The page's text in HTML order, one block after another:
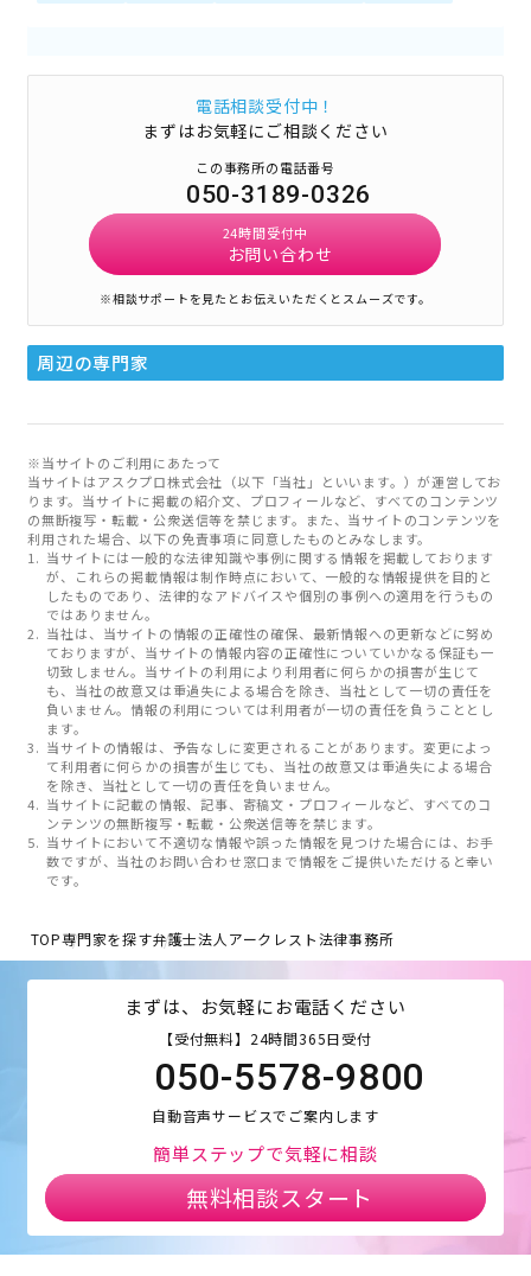
電話相談受付中！
まずはお気軽にご相談ください
この事務所の電話番号
050-3189-0326
24時間受付中
お問い合わせ
※相談サポートを見たとお伝えいただくとスムーズです。
周辺の専門家
※当サイトのご利用にあたって
当サイトはアスクプロ株式会社（以下「当社」といいます。）が運営してお
ります。当サイトに掲載の紹介文、プロフィールなど、すべてのコンテンツ
の無断複写・転載・公衆送信等を禁じます。また、当サイトのコンテンツを
利用された場合、以下の免責事項に同意したものとみなします。
当サイトには一般的な法律知識や事例に関する情報を掲載しております
が、これらの掲載情報は制作時点において、一般的な情報提供を目的と
したものであり、法律的なアドバイスや個別の事例への適用を行うもの
ではありません。
当社は、当サイトの情報の正確性の確保、最新情報への更新などに努め
ておりますが、当サイトの情報内容の正確性についていかなる保証も一
切致しません。当サイトの利用により利用者に何らかの損害が生じて
も、当社の故意又は重過失による場合を除き、当社として一切の責任を
負いません。情報の利用については利用者が一切の責任を負うこととし
ます。
当サイトの情報は、予告なしに変更されることがあります。変更によっ
て利用者に何らかの損害が生じても、当社の故意又は重過失による場合
を除き、当社として一切の責任を負いません。
当サイトに記載の情報、記事、寄稿文・プロフィールなど、すべてのコ
ンテンツの無断複写・転載・公衆送信等を禁じます。
当サイトにおいて不適切な情報や誤った情報を見つけた場合には、お手
数ですが、当社のお問い合わせ窓口まで情報をご提供いただけると幸い
です。
TOP専門家を探す弁護士法人アークレスト法律事務所
まずは、お気軽にお電話ください
【受付無料】24時間365日受付
050-5578-9800
自動音声サービスでご案内します
簡単ステップで気軽に相談
無料相談スタート